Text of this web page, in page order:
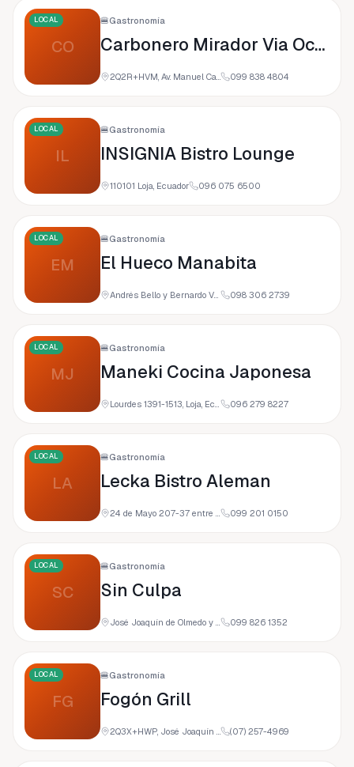
CO
LOCAL 🍔Gastronomía
Carbonero Mirador Via Occidental
2Q2R+HVM, Av. Manuel Carrión Pinzano, Loja, Ecuador 099 838 4804
IL
LOCAL 🍔Gastronomía
INSIGNIA Bistro Lounge
110101 Loja, Ecuador 096 075 6500
EM
LOCAL 🍔Gastronomía
El Hueco Manabita
Andrés Bello y Bernardo Valdivieso &, Loja, Ecuador 098 306 2739
MJ
LOCAL 🍔Gastronomía
Maneki Cocina Japonesa
Lourdes 1391-1513, Loja, Ecuador 096 279 8227
LA
LOCAL 🍔Gastronomía
Lecka Bistro Aleman
24 de Mayo 207-37 entre Miguel Riofrio, y y Azuay, Loja, Ecuador 099 201 0150
SC
LOCAL 🍔Gastronomía
Sin Culpa
José Joaquín de Olmedo y Miguel Riofrío, 110108 Loja, Ecuador 099 826 1352
FG
LOCAL 🍔Gastronomía
Fogón Grill
2Q3X+HWP, José Joaquín de Olmedo, Loja, Ecuador (07) 257-4969